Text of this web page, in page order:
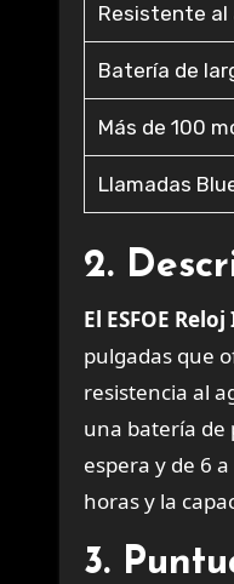
Resistente al
Batería de
Más de 100
Llamadas
2.
El ESFOE
pulgadas que
resistencia al
una batería de
espera y de 6
horas y la
3.